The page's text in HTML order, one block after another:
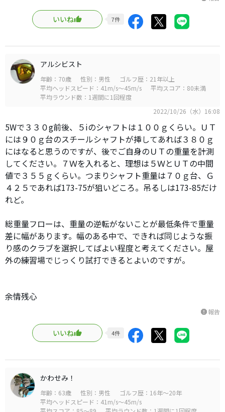
いいね 7件
アルシビスト
年齢：70歳 性別：男性
ゴルフ歴：21年以上
平均ヘッドスピード：41m/s～45m/s
平均スコア：80未満
平均ラウンド数：1週間に1回程度
2022/10/26（水）16:08
5Wで３３０g前後、５iのシャフトは１００ｇくらい。ＵＴ
には９０ｇ台のスチールシャフトが挿してあれば３８０ｇ
にはなると思うのですが、後でご自身のＵＴの重量を計測
してください。７Ｗを入れると、理想は５ＷとＵＴの中間
値で３５５ｇくらい。つまりシャフト重量は７０ｇ台、Ｇ
４２５であれば173-75が狙いどころ。吊るしは173-85だけ
れど。
総重量フローは、重量の逆転がないことが最低条件で重量
差に幅があります。幅のある中で、できれば同じような振
り感のクラブを選択してばよい程度と考えてください。屋
外の練習場でじっくり試打できるとよいのですが。
余情残心
report報告
いいね 4件
かわせみ！
年齢：63歳 性別：男性
ゴルフ歴：16年～20年
平均ヘッドスピード：41m/s～45m/s